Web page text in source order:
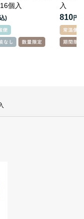
個入
入
810円